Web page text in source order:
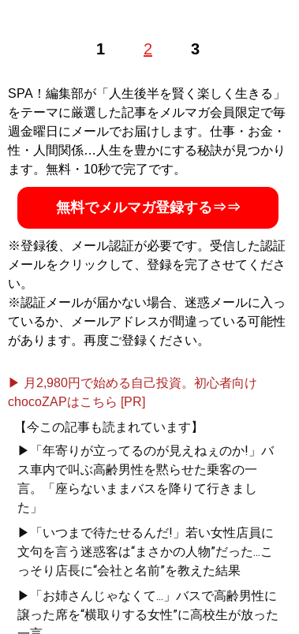
1 2 3
SPA！編集部が「人生後半を賢く楽しく生きる」
をテーマに厳選した記事をメルマガ会員限定で毎
週金曜日にメールでお届けします。仕事・お金・
性・人間関係…人生を豊かにする秘訣が見つかり
ます。無料・10秒で完了です。
無料でメルマガ登録する⇒⇒
※登録後、メール認証が必要です。受信した認証
メールをクリックして、登録を完了させてくださ
い。
※認証メールが届かない場合、迷惑メールに入っ
ているか、メールアドレスが間違っている可能性
があります。再度ご登録ください。
▶ 月2,980円で始める自己投資。初心者向け
chocoZAPはこちら [PR]
【今この記事も読まれています】
▶「年寄りが立ってるのが見えねぇのか!」バ
ス車内で叫ぶ高齢男性を黙らせた乗客の一
言。「座らないままバスを降りて行きまし
た」
▶「いつまで待たせるんだ!」若い女性店員に
文句を言う迷惑客は“まさかの人物”だった...こ
っそり店長に“会社と名前”を教えた結果
▶「お姉さんじゃなくて...」バスで高齢男性に
譲った席を“横取りする女性”に高校生が放った